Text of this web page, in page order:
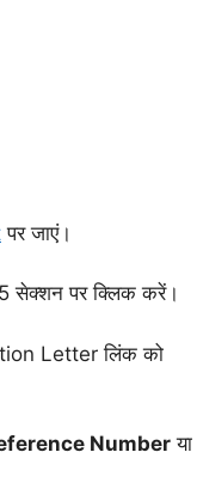
पर जाएं।
पर क्लिक करें।
Letter लिंक को
Number या